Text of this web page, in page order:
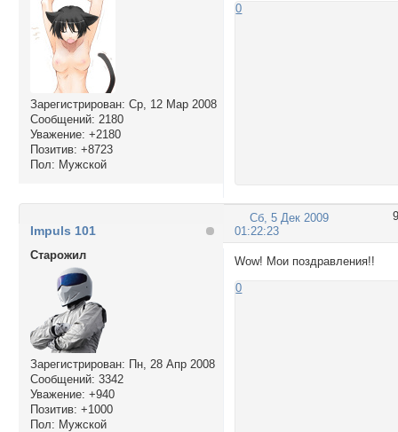
Зарегистрирован: Ср, 12 Мар 2008
Сообщений: 2180
Уважение: +2180
Позитив: +8723
Пол: Мужской
0
9
Сб, 5 Дек 2009
01:22:23
Impuls 101
Cтарожил
Зарегистрирован: Пн, 28 Апр 2008
Сообщений: 3342
Уважение: +940
Позитив: +1000
Пол: Мужской
Wow! Мои поздравления!!
0